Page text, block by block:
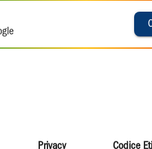
Privacy Codice